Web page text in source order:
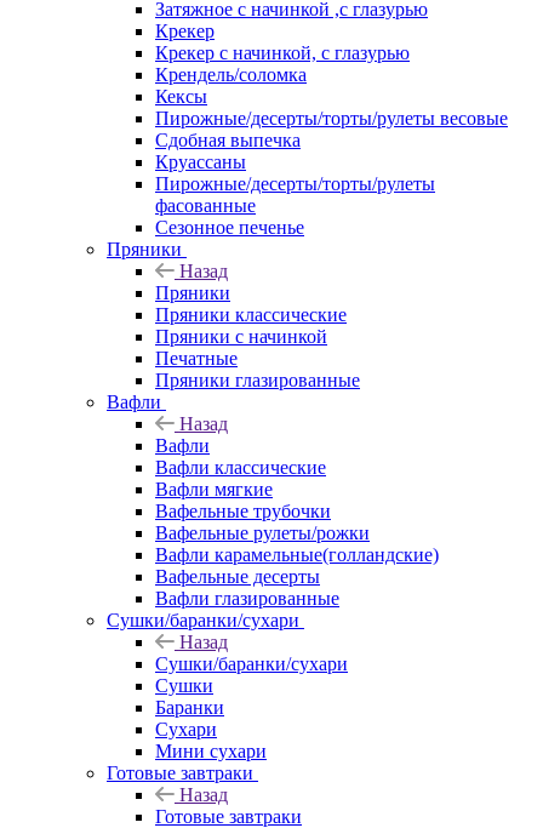
Затяжное с начинкой ,с глазурью
Крекер
Крекер с начинкой, с глазурью
Крендель/соломка
Кексы
Пирожные/десерты/торты/рулеты весовые
Сдобная выпечка
Круассаны
Пирожные/десерты/торты/рулеты
фасованные
Сезонное печенье
Пряники
Назад
Пряники
Пряники классические
Пряники с начинкой
Печатные
Пряники глазированные
Вафли
Назад
Вафли
Вафли классические
Вафли мягкие
Вафельные трубочки
Вафельные рулеты/рожки
Вафли карамельные(голландские)
Вафельные десерты
Вафли глазированные
Сушки/баранки/сухари
Назад
Сушки/баранки/сухари
Сушки
Баранки
Сухари
Мини сухари
Готовые завтраки
Назад
Готовые завтраки